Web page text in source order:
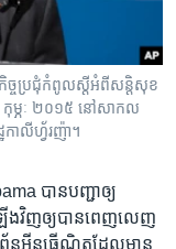
កិច្ចប្រជុំកំពូល​ស្តី​អំពី​សន្តិសុខ​
កុម្ភៈ ២០១៥ នៅ​សាកល
កាលីហ្វ័រញ៉ា។​
បាន​បញ្ជា​ឲ្យ​
ង​វិញ​ឲ្យ​បាន​ពេញ​លេញ​
ន្ធ​អ៊ីនធើណិត​ដែល​មាន​